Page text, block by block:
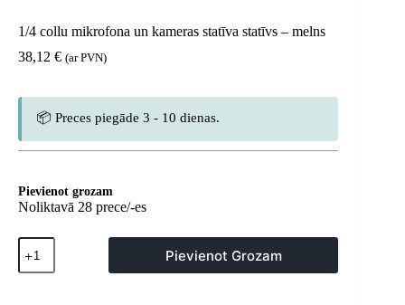
1/4 collu mikrofona un kameras statīva statīvs – melns
38,12 € (ar PVN)
📦 Preces piegāde 3 - 10 dienas.
Pievienot grozam
Noliktavā 28 prece/-es
1/4
collu
mikrofona
Pievienot Grozam